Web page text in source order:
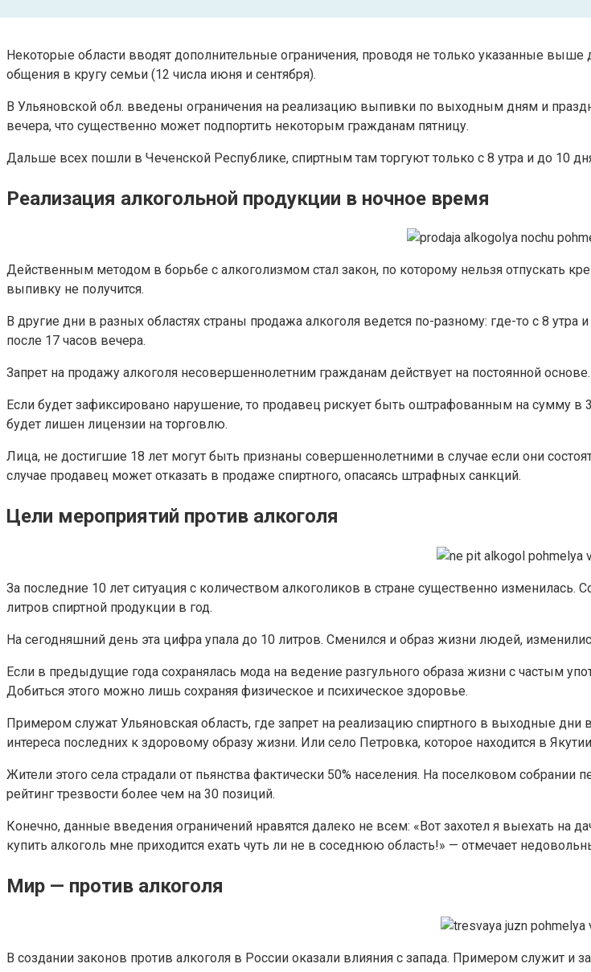
Некоторые области вводят дополнительные ограничения, проводя не только указанные
общения в кругу семьи (12 числа июня и сентября).
В Ульяновской обл. введены ограничения на реализацию выпивки по выходным дням и
вечера, что существенно может подпортить некоторым гражданам пятницу.
Дальше всех пошли в Чеченской Республике, спиртным там торгуют только с 8 утра и до 10
Реализация алкогольной продукции в ночное время
Действенным методом в борьбе с алкоголизмом стал закон, по которому нельзя отпускать
выпивку не получится.
В другие дни в разных областях страны продажа алкоголя ведется по-разному: где-то с 8
после 17 часов вечера.
Запрет на продажу алкоголя несовершеннолетним гражданам действует на постоянной
Если будет зафиксировано нарушение, то продавец рискует быть оштрафованным на сумму в
будет лишен лицензии на торговлю.
Лица, не достигшие 18 лет могут быть признаны совершеннолетними в случае если они
случае продавец может отказать в продаже спиртного, опасаясь штрафных санкций.
Цели мероприятий против алкоголя
За последние 10 лет ситуация с количеством алкоголиков в стране существенно
литров спиртной продукции в год.
На сегодняшний день эта цифра упала до 10 литров. Сменился и образ жизни людей,
Если в предыдущие года сохранялась мода на ведение разгульного образа жизни с частым
Добиться этого можно лишь сохраняя физическое и психическое здоровье.
Примером служат Ульяновская область, где запрет на реализацию спиртного в выходные
интереса последних к здоровому образу жизни. Или село Петровка, которое находится в
Жители этого села страдали от пьянства фактически 50% населения. На поселковом
рейтинг трезвости более чем на 30 позиций.
Конечно, данные введения ограничений нравятся далеко не всем: «Вот захотел я выехать на
купить алкоголь мне приходится ехать чуть ли не в соседнюю область!» — отмечает
Мир — против алкоголя
В создании законов против алкоголя в России оказали влияния с запада. Примером служит